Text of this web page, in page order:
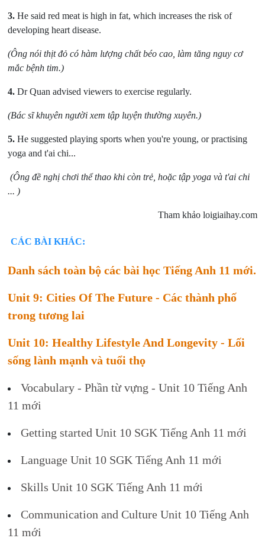
3. He said red meat is high in fat, which increases the risk of
developing heart disease.
(Ông nói thịt đỏ có hàm lượng chất béo cao, làm tăng nguy cơ
mắc bệnh tim.)
4. Dr Quan advised viewers to exercise regularly.
(Bác sĩ khuyên người xem tập luyện thường xuyên.)
5. He suggested playing sports when you're young, or practising
yoga and t'ai chi...
(Ông đề nghị chơi thể thao khi còn trẻ, hoặc tập yoga và t'ai chi
... )
Tham khảo loigiaihay.com
CÁC BÀI KHÁC:
Danh sách toàn bộ các bài học Tiếng Anh 11 mới.
Unit 9: Cities Of The Future - Các thành phố
trong tương lai
Unit 10: Healthy Lifestyle And Longevity - Lối
sống lành mạnh và tuổi thọ
Vocabulary - Phần từ vựng - Unit 10 Tiếng Anh
11 mới
Getting started Unit 10 SGK Tiếng Anh 11 mới
Language Unit 10 SGK Tiếng Anh 11 mới
Skills Unit 10 SGK Tiếng Anh 11 mới
Communication and Culture Unit 10 Tiếng Anh
11 mới